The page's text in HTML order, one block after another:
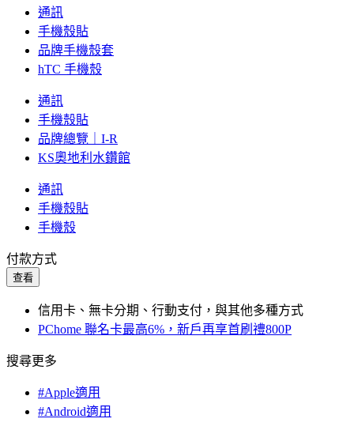
通訊
手機殼貼
品牌手機殼套
hTC 手機殼
通訊
手機殼貼
品牌總覽｜I-R
KS奧地利水鑽館
通訊
手機殼貼
手機殼
付款方式
查看
信用卡、無卡分期、行動支付，與其他多種方式
PChome 聯名卡最高6%，新戶再享首刷禮800P
搜尋更多
#Apple適用
#Android適用